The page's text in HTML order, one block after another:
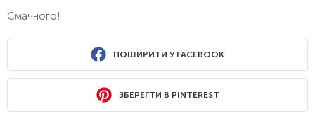
Смачного!
ПОШИРИТИ У FACEBOOK
ЗБЕРЕГТИ В PINTEREST